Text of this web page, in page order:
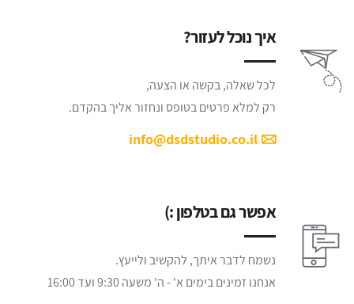
איך נוכל לעזור?
לכל שאלה, בקשה או הצעה,
רק למלא פרטים בטופס ונחזור אליך בהקדם.
info@dsdstudio.co.il
אפשר גם בטלפון :)
נשמח לדבר איתך, להקשיב ולייעץ.
אנחנו זמינים בימים א' - ה' משעה 9:30 ועד 16:00